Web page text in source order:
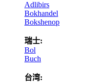
Adlibirs
Bokhandel
Bokshenop
瑞士:
Bol
Buch
台湾: